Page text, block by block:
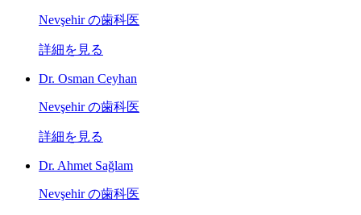
Nevşehir の歯科医
詳細を見る
Dr. Osman Ceyhan
Nevşehir の歯科医
詳細を見る
Dr. Ahmet Sağlam
Nevşehir の歯科医